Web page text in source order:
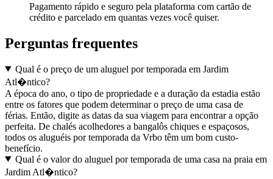
Pagamento rápido e seguro pela plataforma com cartão de
crédito e parcelado em quantas vezes você quiser.
Perguntas frequentes
Qual é o preço de um aluguel por temporada em Jardim
Atl�ntico?
A época do ano, o tipo de propriedade e a duração da estadia estão
entre os fatores que podem determinar o preço de uma casa de
férias. Então, digite as datas da sua viagem para encontrar a opção
perfeita. De chalés acolhedores a bangalôs chiques e espaçosos,
todos os aluguéis por temporada da Vrbo têm um bom custo-
benefício.
Qual é o valor do aluguel por temporada de uma casa na praia em
Jardim Atl�ntico?